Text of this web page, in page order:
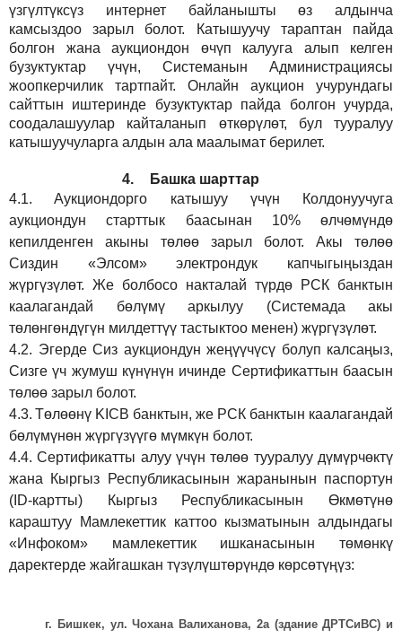
үзгүлтүксүз интернет байланышты өз алдынча
камсыздоозарыл болот.
Катышуучу тараптан пайда
болгон жана аукциондон өчүп калууга алып келген
бузуктуктар үчүн, Системанын Администрациясы
жоопкерчилик тартпайт. Онлайн аукцион учурундагы
сайттын иштеринде бузуктуктар пайда болгон учурда,
соодалашуулар кайталанып өткөрүлөт, бул тууралуу
катышуучуларга алдын ала маалымат берилет.
4.
Башка шарттар
4.1.
Аукциондорго катышуу үчүн Колдонуучуга
аукциондун старттык баасынан 10% өлчөмүндө
кепилденген акыны төлөө зарыл болот. Акы төлөө
Сиздин «Элсом»электрондук капчыгыңыздан
жүргүзүлөт. Же болбосо накталай түрдө РСК банктын
каалагандай бөлүмү аркылуу (Системада акы
төлөнгөндүгүн милдеттүү тастыктоо менен) жүргүзүлөт.
4.2. Эгерде Сиз аукциондун жеңүүчүсү болуп калсаңыз,
Сизге үч жумуш күнүнүн ичинде Сертификаттын баасын
төлөө зарыл болот.
4.3. Төлөөнү KICB банктын, же РСК банктын каалагандай
бөлүмүнөн жүргүзүүгө мүмкүн болот.
4.4.Сертификатты алуу үчүн төлөө тууралуу дүмүрчөктү
жана Кыргыз Республикасынын жаранынын паспортун
(ID-картты) Кыргыз Республикасынын Өкмөтүнө
караштуу Мамлекеттик каттоо кызматынын алдындагы
«Инфоком» мамлекеттик ишканасынын төмөнкү
даректерде жайгашкан түзүлүштөрүндө көрсөтүңүз:
г. Бишкек, ул. Чохана Валиханова, 2а (здание ДРТСиВС) и